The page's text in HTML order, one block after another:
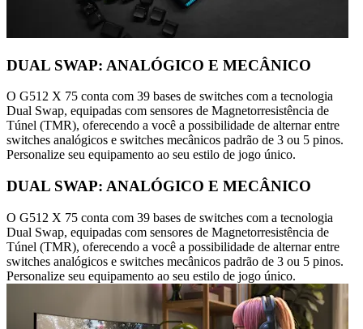
DUAL SWAP: ANALÓGICO E MECÂNICO
O G512 X 75 conta com 39 bases de switches com a tecnologia
Dual Swap, equipadas com sensores de Magnetorresistência de
Túnel (TMR), oferecendo a você a possibilidade de alternar entre
switches analógicos e switches mecânicos padrão de 3 ou 5 pinos.
Personalize seu equipamento ao seu estilo de jogo único.
DUAL SWAP: ANALÓGICO E MECÂNICO
O G512 X 75 conta com 39 bases de switches com a tecnologia
Dual Swap, equipadas com sensores de Magnetorresistência de
Túnel (TMR), oferecendo a você a possibilidade de alternar entre
switches analógicos e switches mecânicos padrão de 3 ou 5 pinos.
Personalize seu equipamento ao seu estilo de jogo único.